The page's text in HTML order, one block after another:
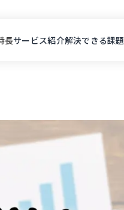
長サービス紹介解決できる課題